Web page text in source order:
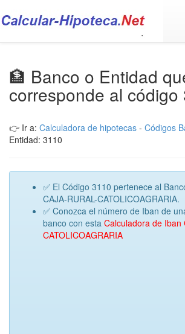
🏦 Banco o Entidad
corresponde al código
👉 Ir a: Calculadora de hipotecas - Códigos
Entidad: 3110
✅ El Código 3110 pertenece al
CAJA-RURAL-CATOLICOAGRARIA.
✅ Conozca el número de Iban de
banco con esta Calculadora de Iban
CATOLICOAGRARIA